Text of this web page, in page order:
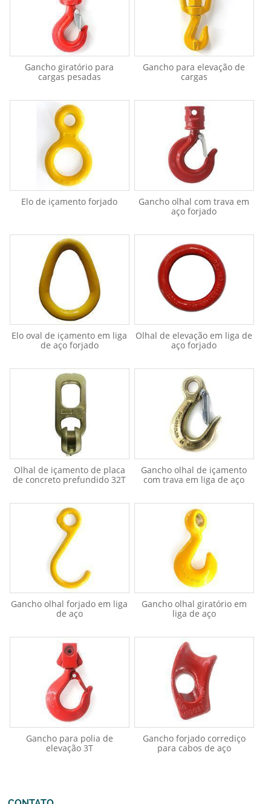
Gancho giratório para
cargas pesadas
Gancho para elevação de
cargas
Elo de içamento forjado
Gancho olhal com trava em
aço forjado
Elo oval de içamento em liga
de aço forjado
Olhal de elevação em liga de
aço forjado
Olhal de içamento de placa
de concreto prefundido 32T
Gancho olhal de içamento
com trava em liga de aço
Gancho olhal forjado em liga
de aço
Gancho olhal giratório em
liga de aço
Gancho para polia de
elevação 3T
Gancho forjado corrediço
para cabos de aço